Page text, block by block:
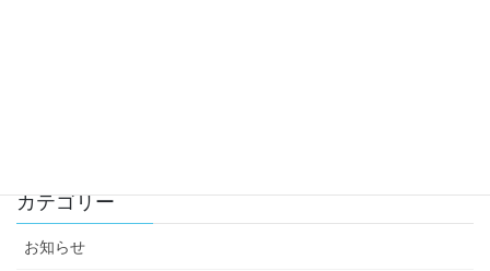
カテゴリー
お知らせ